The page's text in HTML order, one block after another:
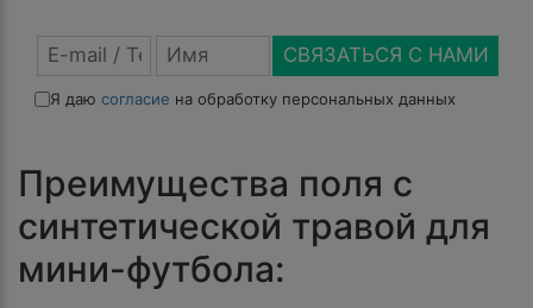
СВЯЗАТЬСЯ С НАМИ
Я даю согласие на обработку персональных данных
Преимущества поля с
синтетической травой для
мини-футбола: